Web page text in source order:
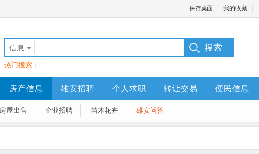
保存桌面 我的收藏
信息
热门搜索：
房产信息 雄安招聘 个人求职 转让交易 便民信息
房屋出售 企业招聘 苗木花卉 雄安问答